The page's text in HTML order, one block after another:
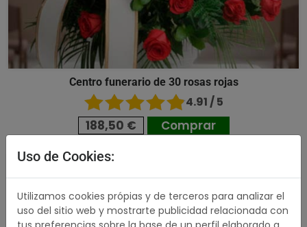
Centro funerario de 30 rosas rojas
4.91 / 5
188,50 € Comprar
505,00 €
Uso de Cookies:
Utilizamos cookies própias y de terceros para analizar el
uso del sitio web y mostrarte publicidad relacionada con